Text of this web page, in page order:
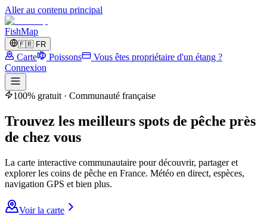
Aller au contenu principal
FishMap
🇫🇷 FR
Carte Poissons
Vous êtes propriétaire d'un étang ?
Connexion
100% gratuit · Communauté française
Trouvez les meilleurs spots de pêche près
de chez vous
La carte interactive communautaire pour découvrir, partager et
explorer les coins de pêche en France. Météo en direct, espèces,
navigation GPS et bien plus.
Voir la carte